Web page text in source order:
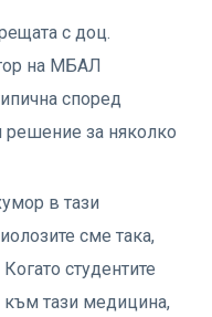
с доц.
на МБАЛ
според
решение за няколко
в тази
сме така,
студентите
към тази медицина,